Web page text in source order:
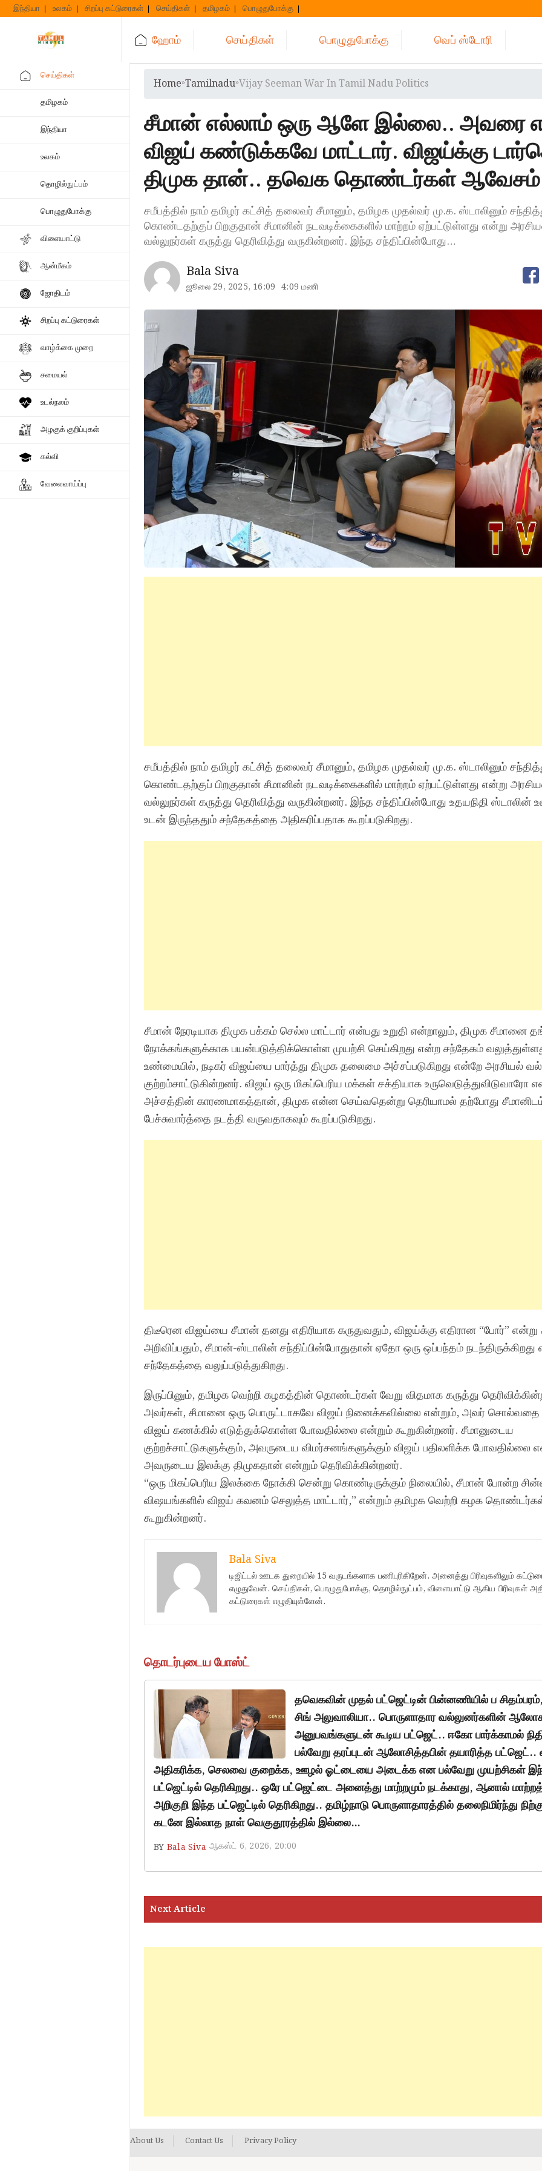
Skip
to
இந்தியா உலகம் சிறப்பு கட்டுரைகள் செய்திகள் தமிழகம் பொழுதுபோக்கு
ஹோம் செய்திகள் பொழுதுபோக்கு வெப் ஸ்டோரி
செய்திகள்
தமிழகம்
இந்தியா
உலகம்
தொழில்நுட்பம்
பொழுதுபோக்கு
விளையாட்டு
ஆன்மீகம்
ஜோதிடம்
சிறப்பு கட்டுரைகள்
வாழ்க்கை முறை
சமையல்
உடல்நலம்
அழகுக் குறிப்புகள்
கல்வி
வேலைவாய்ப்பு
Home»Tamilnadu»Vijay Seeman War In Tamil Nadu Politics
சீமான் எல்லாம் ஒரு ஆளே இல்லை.. அவரை
விஜய் கண்டுக்கவே மாட்டார். விஜய்க்கு
திமுக தான்.. தவெக தொண்டர்கள்
சமீபத்தில் நாம் தமிழர் கட்சித் தலைவர் சீமானும், தமிழக முதல்வர் மு.க. ஸ்டாலினும்
கொண்டதற்குப் பிறகுதான் சீமானின் நடவடிக்கைகளில் மாற்றம் ஏற்பட்டுள்ளது என்று
வல்லுநர்கள் கருத்து தெரிவித்து வருகின்றனர். இந்த சந்திப்பின்போது…
Bala Siva
ஜூலை 29, 2025, 16:09 4:09 மணி
சமீபத்தில் நாம் தமிழர் கட்சித் தலைவர் சீமானும், தமிழக முதல்வர் மு.க. ஸ்டாலினும்
கொண்டதற்குப் பிறகுதான் சீமானின் நடவடிக்கைகளில் மாற்றம் ஏற்பட்டுள்ளது என்று
வல்லுநர்கள் கருத்து தெரிவித்து வருகின்றனர். இந்த சந்திப்பின்போது உதயநிதி ஸ்டாலின்
உடன் இருந்ததும் சந்தேகத்தை அதிகரிப்பதாக கூறப்படுகிறது.
சீமான் நேரடியாக திமுக பக்கம் செல்ல மாட்டார் என்பது உறுதி என்றாலும், திமுக சீமானை
நோக்கங்களுக்காக பயன்படுத்திக்கொள்ள முயற்சி செய்கிறது என்ற சந்தேகம்
உண்மையில், நடிகர் விஜய்யை பார்த்து திமுக தலைமை அச்சப்படுகிறது என்றே அரசியல்
குற்றம்சாட்டுகின்றனர். விஜய் ஒரு மிகப்பெரிய மக்கள் சக்தியாக உருவெடுத்துவிடுவாரோ
அச்சத்தின் காரணமாகத்தான், திமுக என்ன செய்வதென்று தெரியாமல் தற்போது
பேச்சுவார்த்தை நடத்தி வருவதாகவும் கூறப்படுகிறது.
திடீரென விஜய்யை சீமான் தனது எதிரியாக கருதுவதும், விஜய்க்கு எதிரான “போர்”
அறிவிப்பதும், சீமான்-ஸ்டாலின் சந்திப்பின்போதுதான் ஏதோ ஒரு ஒப்பந்தம்
சந்தேகத்தை வலுப்படுத்துகிறது.
இருப்பினும், தமிழக வெற்றி கழகத்தின் தொண்டர்கள் வேறு விதமாக கருத்து
அவர்கள், சீமானை ஒரு பொருட்டாகவே விஜய் நினைக்கவில்லை என்றும், அவர் சொல்வதை
விஜய் கணக்கில் எடுத்துக்கொள்ள போவதில்லை என்றும் கூறுகின்றனர். சீமானுடைய
குற்றச்சாட்டுகளுக்கும், அவருடைய விமர்சனங்களுக்கும் விஜய் பதிலளிக்க போவதில்லை
அவருடைய இலக்கு திமுகதான் என்றும் தெரிவிக்கின்றனர்.
“ஒரு மிகப்பெரிய இலக்கை நோக்கி சென்று கொண்டிருக்கும் நிலையில், சீமான் போன்ற
விஷயங்களில் விஜய் கவனம் செலுத்த மாட்டார்,” என்றும் தமிழக வெற்றி கழக தொண்டர்கள்
கூறுகின்றனர்.
Bala Siva
டிஜிட்டல் ஊடக துறையில் 15 வருடங்களாக பணிபுரிகிறேன். அனைத்து பிரிவுகளிலும்
எழுதுவேன். செய்திகள், பொழுதுபோக்கு, தொழில்நுட்பம், விளையாட்டு ஆகிய பிரிவுகள்
கட்டுரைகள் எழுதியுள்ளேன்.
தொடர்புடைய போஸ்ட்
தவெகவின் முதல் பட்ஜெட்டின் பின்னணியில் ப
சிங் அலுவாலியா.. பொருளாதார வல்லுனர்களின்
அனுபவங்களுடன் கூடிய பட்ஜெட்.. ஈகோ பார்க்காமல்
பல்வேறு தரப்புடன் ஆலோசித்தபின் தயாரித்த
அதிகரிக்க, செலவை குறைக்க, ஊழல் ஓட்டையை அடைக்க என பல்வேறு முயற்சிகள்
பட்ஜெட்டில் தெரிகிறது.. ஒரே பட்ஜெட்டை அனைத்து மாற்றமும் நடக்காது, ஆனால்
அறிகுறி இந்த பட்ஜெட்டில் தெரிகிறது.. தமிழ்நாடு பொருளாதாரத்தில் தலைநிமிர்ந்து
கடனே இல்லாத நாள் வெகுதூரத்தில் இல்லை…
BY Bala Siva ஆகஸ்ட் 6, 2026, 20:00
About Us Contact Us Privacy Policy